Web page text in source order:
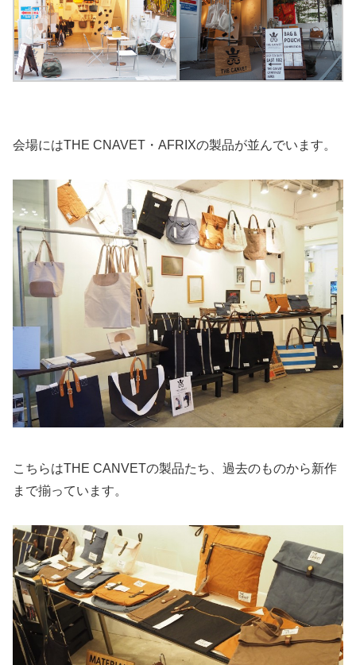
会場にはTHE CNAVET・AFRIXの製品が並んでいます。
こちらはTHE CANVETの製品たち、過去のものから新作
まで揃っています。